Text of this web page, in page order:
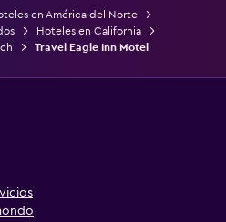
en América del Norte
Hoteles en California
Travel Eagle Inn Motel